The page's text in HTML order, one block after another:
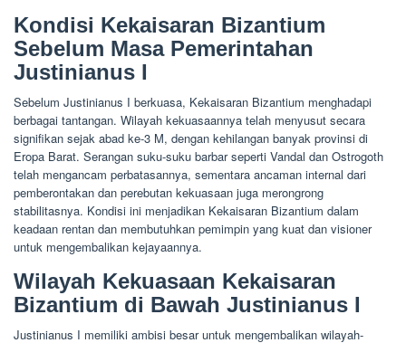
Kondisi Kekaisaran Bizantium
Sebelum Masa Pemerintahan
Justinianus I
Sebelum Justinianus I berkuasa, Kekaisaran Bizantium menghadapi
berbagai tantangan. Wilayah kekuasaannya telah menyusut secara
signifikan sejak abad ke-3 M, dengan kehilangan banyak provinsi di
Eropa Barat. Serangan suku-suku barbar seperti Vandal dan Ostrogoth
telah mengancam perbatasannya, sementara ancaman internal dari
pemberontakan dan perebutan kekuasaan juga merongrong
stabilitasnya. Kondisi ini menjadikan Kekaisaran Bizantium dalam
keadaan rentan dan membutuhkan pemimpin yang kuat dan visioner
untuk mengembalikan kejayaannya.
Wilayah Kekuasaan Kekaisaran
Bizantium di Bawah Justinianus I
Justinianus I memiliki ambisi besar untuk mengembalikan wilayah-